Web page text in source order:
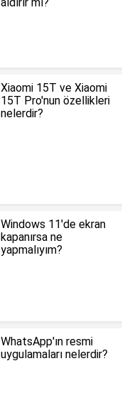
Xiaomi 15T ve Xiaomi
15T Pro'nun özellikleri
nelerdir?
Windows 11'de ekran
kapanırsa ne
yapmalıyım?
WhatsApp'ın resmi
uygulamaları nelerdir?